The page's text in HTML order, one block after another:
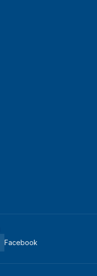
Facebook